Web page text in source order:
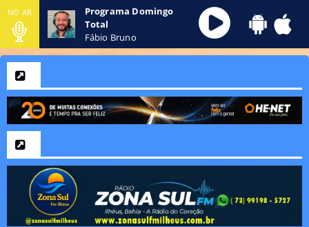
NO AR
Programa Domingo
Total
Fábio Bruno